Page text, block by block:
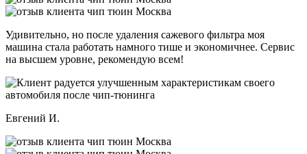
Удивительно, но после удаления сажевого фильтра моя
машина стала работать намного тише и экономичнее. Сервис
на высшем уровне, рекомендую всем!
Евгений И.